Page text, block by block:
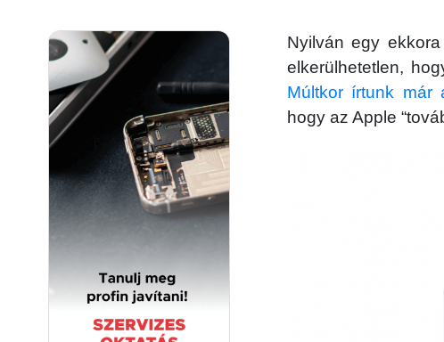
Nyilván egy
elkerülhetetlen,
Múltkor írtunk már
hogy az Apple